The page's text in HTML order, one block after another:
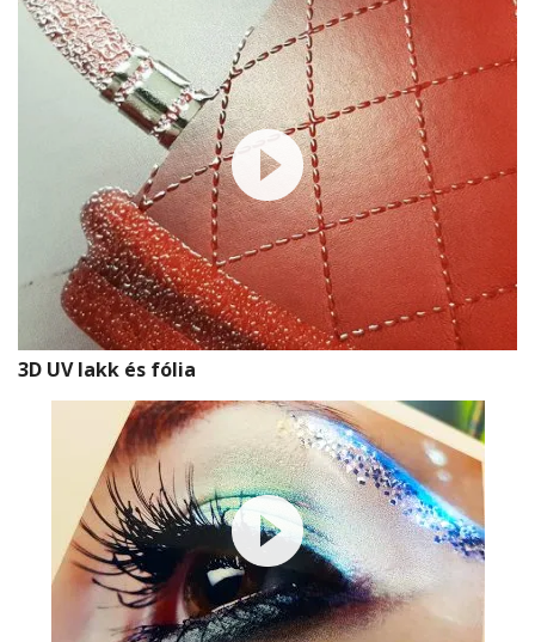
3D UV lakk és fólia